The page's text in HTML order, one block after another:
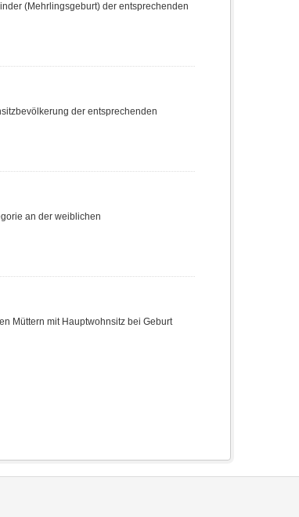
(Mehrlingsgeburt) der entsprechenden
der entsprechenden
an der weiblichen
Müttern mit Hauptwohnsitz bei Geburt